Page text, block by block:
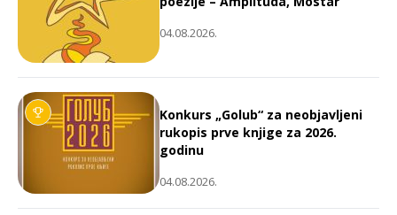
04.08.2026.
Konkurs „Golub“ za neobjavljeni
rukopis prve knjige za 2026.
godinu
04.08.2026.